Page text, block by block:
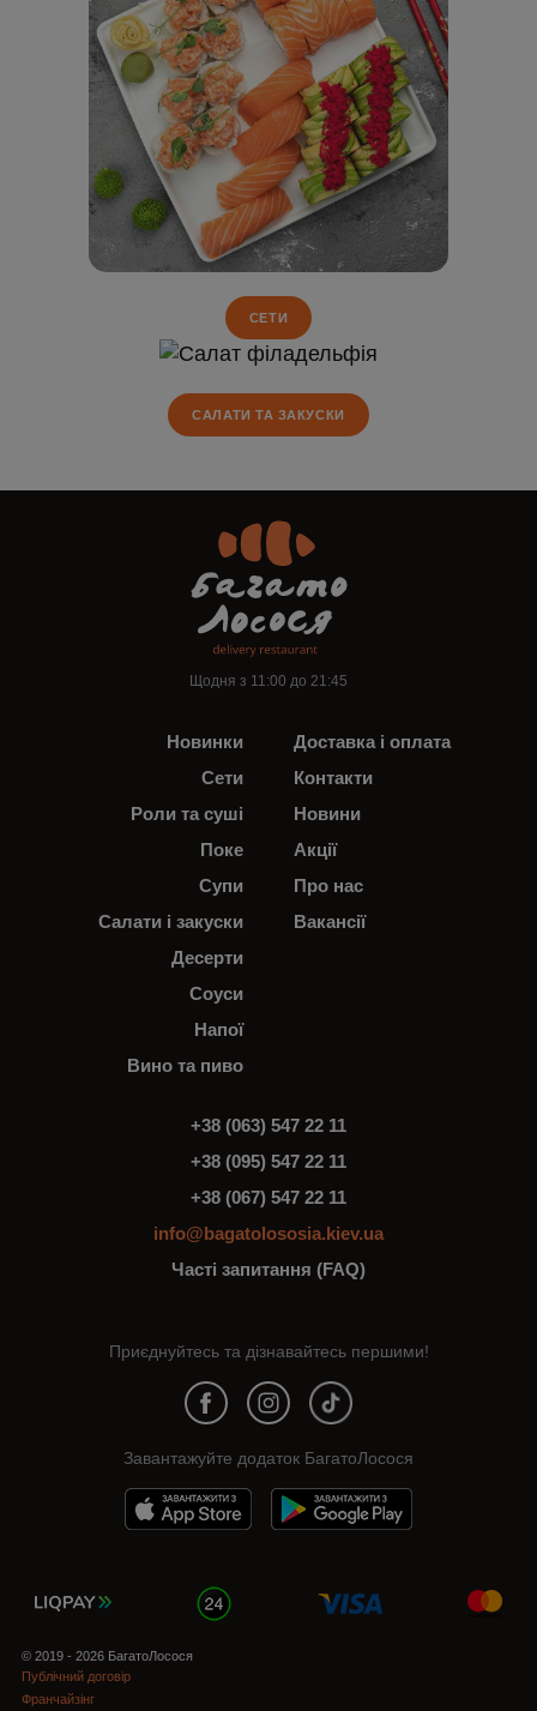
СЕТИ
САЛАТИ ТА ЗАКУСКИ
Щодня з 11:00 до 21:45
Новинки
Сети
Роли та суші
Поке
Супи
Салати і закуски
Десерти
Соуси
Напої
Вино та пиво
Доставка і оплата
Контакти
Новини
Акції
Про нас
Вакансії
+38 (063) 547 22 11
+38 (095) 547 22 11
+38 (067) 547 22 11
info@bagatolososia.kiev.ua
Часті запитання (FAQ)
Завантажуйте додаток БагатоЛосося
Приєднуйтесь та дізнавайтесь першими!
© 2019 - 2026 БагатоЛосося
Публічний договір
Франчайзінг